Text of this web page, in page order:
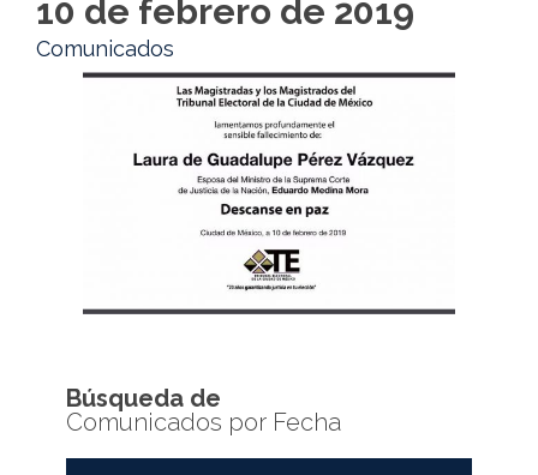
10 de febrero de 2019
Comunicados
Búsqueda de
Comunicados por Fecha